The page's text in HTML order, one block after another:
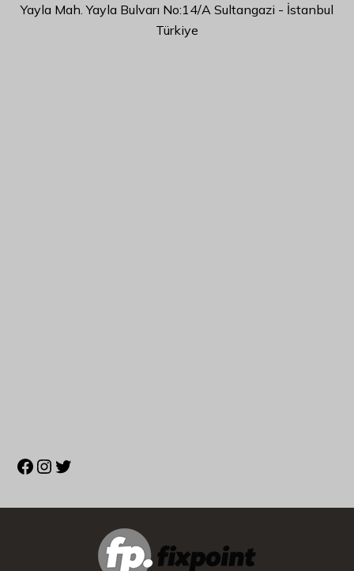
Yayla Mah. Yayla Bulvarı No:14/A Sultangazi - İstanbul
Türkiye